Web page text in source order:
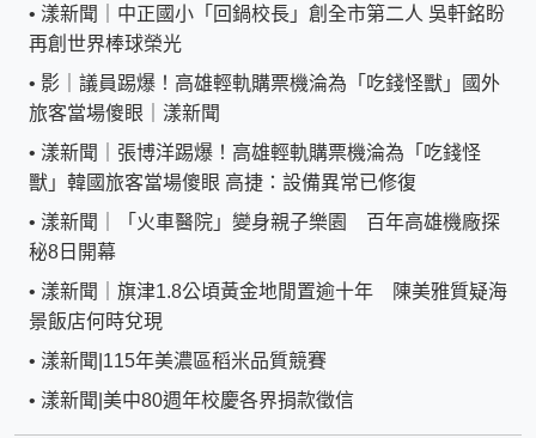
• 漾新聞｜中正國小「回鍋校長」創全市第二人 吳軒銘盼
再創世界棒球榮光
• 影｜議員踢爆！高雄輕軌購票機淪為「吃錢怪獸」國外
旅客當場傻眼｜漾新聞
• 漾新聞｜張博洋踢爆！高雄輕軌購票機淪為「吃錢怪
獸」韓國旅客當場傻眼 高捷：設備異常已修復
• 漾新聞｜「火車醫院」變身親子樂園 百年高雄機廠探
秘8日開幕
• 漾新聞｜旗津1.8公頃黃金地閒置逾十年 陳美雅質疑海
景飯店何時兌現
• 漾新聞|115年美濃區稻米品質競賽
• 漾新聞|美中80週年校慶各界捐款徵信